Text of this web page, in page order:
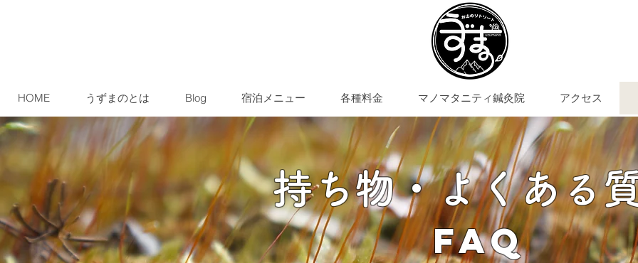
HOME うずまのとは Blog 宿泊メニュー 各種料金 マノマタニティ鍼灸院 アクセス
持ち物・​よくある
​​FAQ